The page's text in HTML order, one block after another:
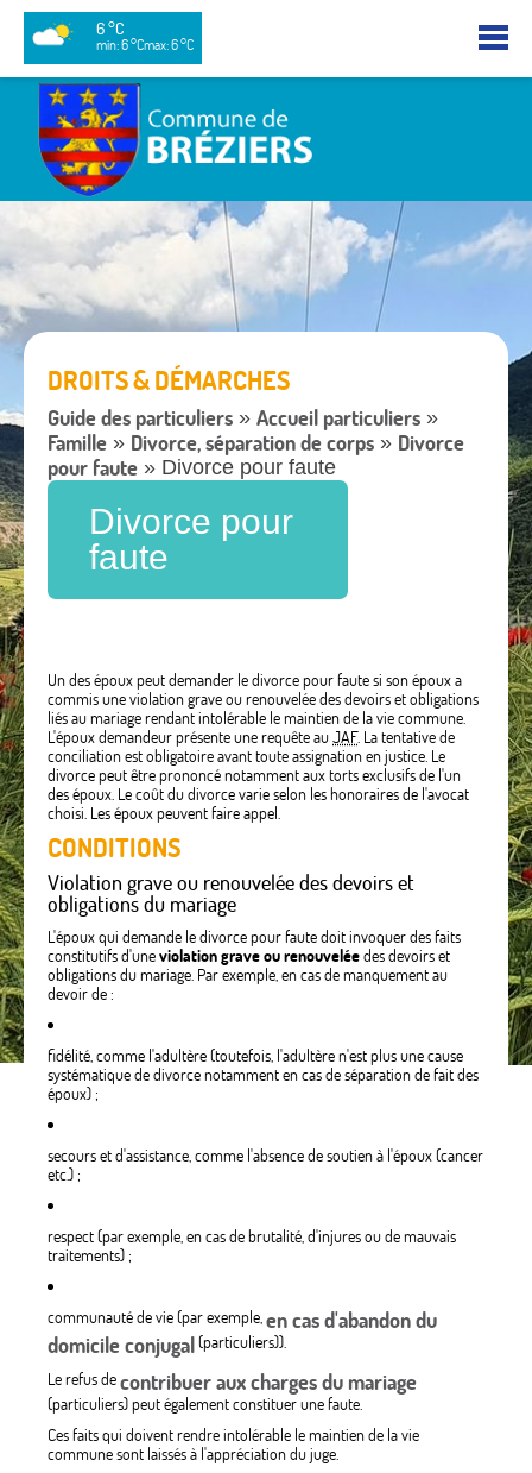
6 °C
min: 6 °Cmax: 6 °C
DROITS & DÉMARCHES
Guide des particuliers » Accueil particuliers »
Famille » Divorce, séparation de corps » Divorce
pour faute » Divorce pour faute
Divorce pour
faute
Un des époux peut demander le divorce pour faute si son époux a
commis une violation grave ou renouvelée des devoirs et obligations
liés au mariage rendant intolérable le maintien de la vie commune.
L'époux demandeur présente une requête auJAF. La tentative de
conciliation est obligatoire avant toute assignation en justice. Le
divorce peut être prononcé notamment aux torts exclusifs de l'un
des époux. Le coût du divorce varie selon les honoraires de l'avocat
choisi. Les époux peuvent faire appel.
CONDITIONS
Violation grave ou renouvelée des devoirs et
obligations du mariage
L'époux qui demande le divorce pour faute doit invoquer des faits
constitutifs d'uneviolation grave ou renouveléedes devoirs et
obligations du mariage. Par exemple, en cas de manquement au
devoir de :
fidélité, comme l'adultère (toutefois, l'adultère n'est plus une cause
systématique de divorce notamment en cas de séparation de fait des
époux) ;
secours et d'assistance, comme l'absence de soutien à l'époux (cancer
etc.) ;
respect (par exemple, en cas de brutalité, d'injures ou de mauvais
traitements) ;
communauté de vie (par exemple,en cas d'abandon du
domicile conjugal(particuliers)).
Le refus decontribuer aux charges du mariage
(particuliers) peut également constituer une faute.
Ces faits qui doivent rendre intolérable le maintien de la vie
commune sont laissés à l'appréciation du juge.